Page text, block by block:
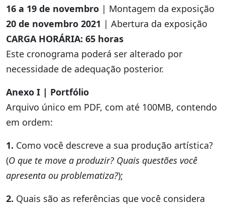
16 a 19 de novembro | Montagem da exposição
20 de novembro 2021 | Abertura da exposição
CARGA HORÁRIA: 65 horas
Este cronograma poderá ser alterado por
necessidade de adequação posterior.
Anexo I | Portfólio
Arquivo único em PDF, com até 100MB, contendo
em ordem:
1. Como você descreve a sua produção artística?
(O que te move a produzir? Quais questões você
apresenta ou problematiza?);
2. Quais são as referências que você considera